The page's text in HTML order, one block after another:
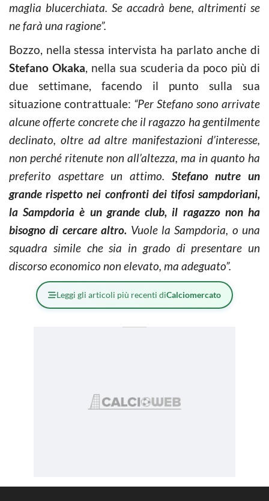
maglia blucerchiata. Se accadrà bene, altrimenti se
ne farà una ragione”.
Bozzo, nella stessa intervista ha parlato anche di
Stefano Okaka, nella sua scuderia da poco più di
due settimane, facendo il punto sulla sua
situazione contrattuale: “Per Stefano sono arrivate
alcune offerte concrete che il ragazzo ha gentilmente
declinato, oltre ad altre manifestazioni d’interesse,
non perché ritenute non all’altezza, ma in quanto ha
preferito aspettare un attimo. Stefano nutre un
grande rispetto nei confronti dei tifosi sampdoriani,
la Sampdoria è un grande club, il ragazzo non ha
bisogno di cercare altro. Vuole la Sampdoria, o una
squadra simile che sia in grado di presentare un
discorso economico non elevato, ma adeguato”.
Leggi gli articoli più recenti diCalciomercato